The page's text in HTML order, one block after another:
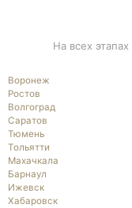
На всех
Воронеж
Ростов
Волгоград
Саратов
Тюмень
Тольятти
Махачкала
Барнаул
Ижевск
Хабаровск